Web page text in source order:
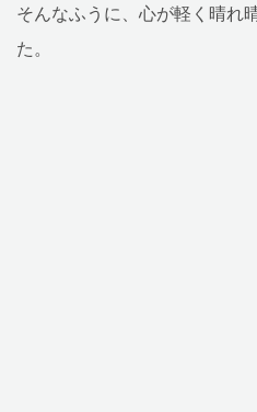
そんなふうに、心が軽く晴れ
た。